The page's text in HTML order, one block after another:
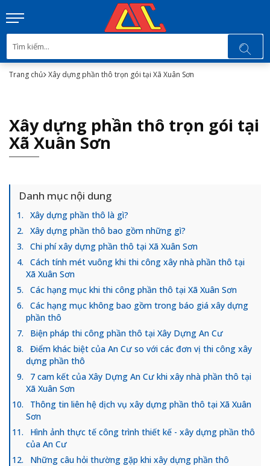
Trang chủ Xây dựng phần thô trọn gói tại Xã Xuân Sơn
Xây dựng phần thô trọn gói tại
Xã Xuân Sơn
Danh mục nội dung
Xây dựng phần thô là gì?
Xây dựng phần thô bao gồm những gì?
Chi phí xây dựng phần thô tại Xã Xuân Sơn
Cách tính mét vuông khi thi công xây nhà phần thô tại
Xã Xuân Sơn
Các hạng mục khi thi công phần thô tại Xã Xuân Sơn
Các hạng mục không bao gồm trong báo giá xây dựng
phần thô
Biện pháp thi công phần thô tại Xây Dựng An Cư
Điểm khác biệt của An Cư so với các đơn vị thi công xây
dựng phần thô
7 cam kết của Xây Dựng An Cư khi xây nhà phần thô tại
Xã Xuân Sơn
Thông tin liên hệ dịch vụ xây dựng phần thô tại Xã Xuân
Sơn
Hình ảnh thực tế công trình thiết kế - xây dựng phần thô
của An Cư
Những câu hỏi thường gặp khi xây dựng phần thô